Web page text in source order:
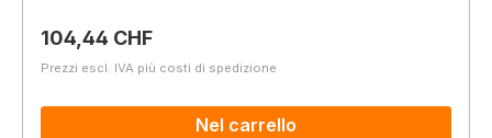
Prezzo normale:
104,44 CHF
Prezzi escl. IVA più costi di spedizione
Nel carrello